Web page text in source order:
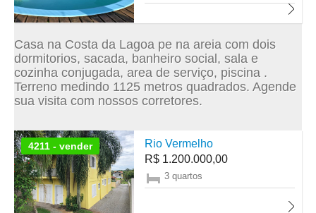
Casa na Costa da Lagoa pe na areia com dois
dormitorios, sacada, banheiro social, sala e
cozinha conjugada, area de serviço, piscina .
Terreno medindo 1125 metros quadrados. Agende
sua visita com nossos corretores.
4211 - vender
Rio Vermelho
R$ 1.200.000,00
3 quartos